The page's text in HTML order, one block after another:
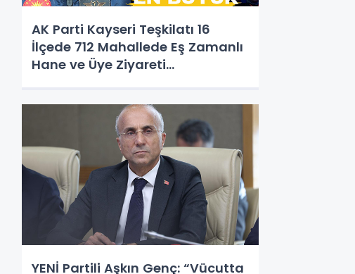
AK Parti Kayseri Teşkilatı 16
İlçede 712 Mahallede Eş Zamanlı
Hane ve Üye Ziyareti
YENİ Partili Aşkın Genç: “Vücutta